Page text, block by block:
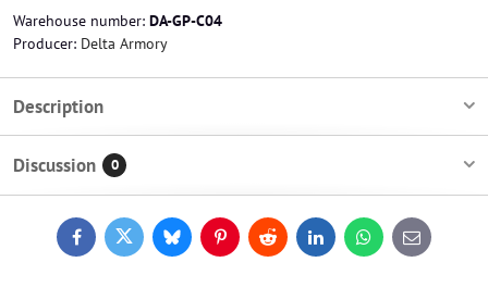
Warehouse number: DA-GP-C04
Producer: Delta Armory
Description
Discussion 0
FacebookTwitterBlueskyPinterestReddit LinkedInWhatsApp
E-
mail